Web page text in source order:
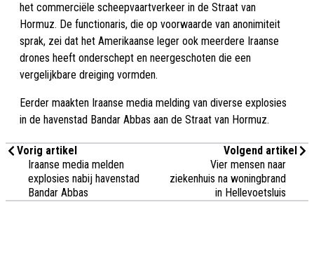
het commerciële scheepvaartverkeer in de Straat van
Hormuz. De functionaris, die op voorwaarde van anonimiteit
sprak, zei dat het Amerikaanse leger ook meerdere Iraanse
drones heeft onderschept en neergeschoten die een
vergelijkbare dreiging vormden.
Eerder maakten Iraanse media melding van diverse explosies
in de havenstad Bandar Abbas aan de Straat van Hormuz.
Vorig artikel
Iraanse media melden
explosies nabij havenstad
Bandar Abbas
Volgend artikel
Vier mensen naar
ziekenhuis na woningbrand
in Hellevoetsluis